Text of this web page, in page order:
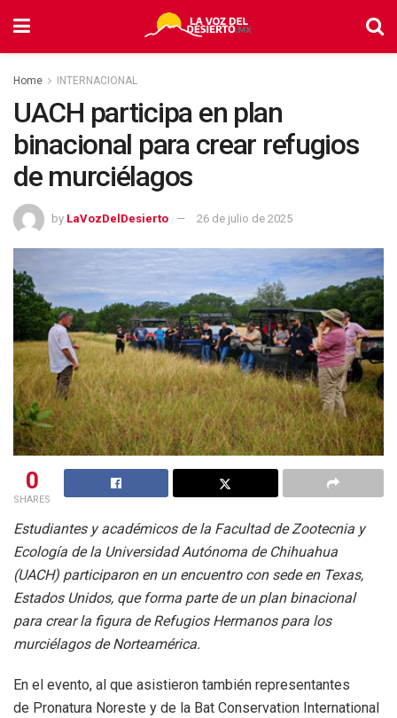
Home INTERNACIONAL
UACH participa en plan
binacional para crear refugios
de murciélagos
by LaVozDelDesierto 26 de julio de 2025
0
SHARES
Estudiantes y académicos de la Facultad de Zootecnia y
Ecología de la Universidad Autónoma de Chihuahua
(UACH) participaron en un encuentro con sede en Texas,
Estados Unidos, que forma parte de un plan binacional
para crear la figura de Refugios Hermanos para los
murciélagos de Norteamérica.
En el evento, al que asistieron también representantes
de Pronatura Noreste y de la Bat Conservation International